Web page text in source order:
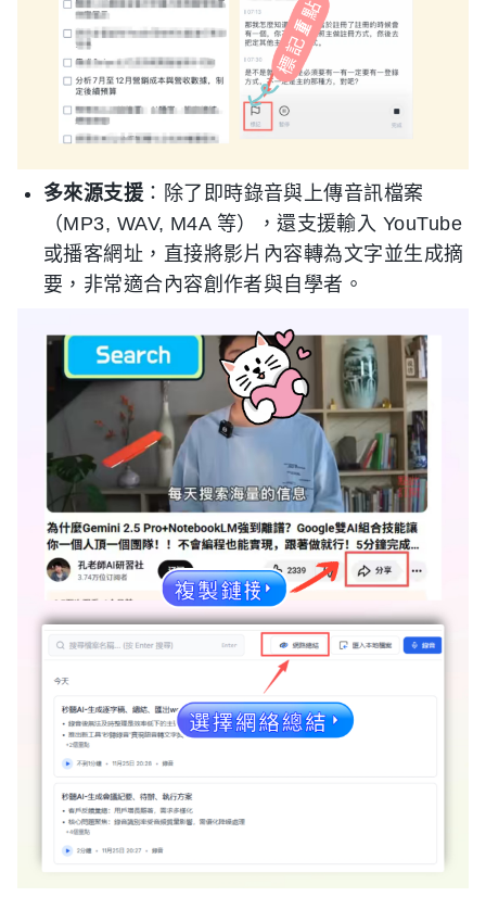
多來源支援 ：除了即時錄音與上傳音訊檔案
（MP3, WAV, M4A 等），還支援輸入 YouTube
或播客網址，直接將影片內容轉為文字並生成摘
要，非常適合內容創作者與自學者。